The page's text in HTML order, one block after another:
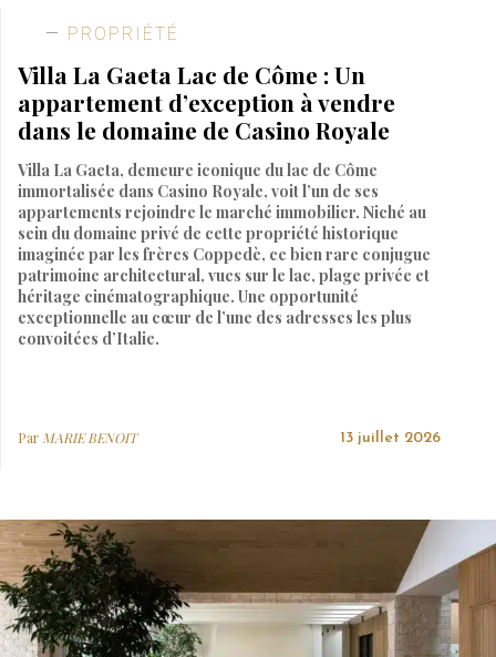
PROPRIÉTÉ
Villa La Gaeta Lac de Côme : Un
appartement d’exception à vendre
dans le domaine de Casino Royale
Villa La Gaeta, demeure iconique du lac de Côme
immortalisée dans Casino Royale, voit l’un de ses
appartements rejoindre le marché immobilier. Niché au
sein du domaine privé de cette propriété historique
imaginée par les frères Coppedè, ce bien rare conjugue
patrimoine architectural, vues sur le lac, plage privée et
héritage cinématographique. Une opportunité
exceptionnelle au cœur de l’une des adresses les plus
convoitées d’Italie.
ParMARIE BENOIT 13 juillet 2026